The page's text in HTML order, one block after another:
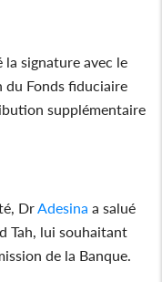
signature avec le
du Fonds fiduciaire
supplémentaire
DrAdesina a salué
Tah, lui souhaitant
de la Banque.